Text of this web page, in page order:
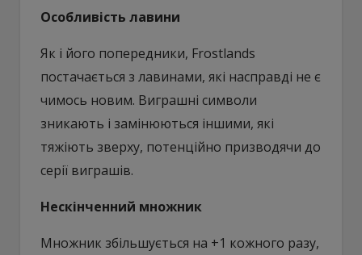
Особливість лавини
Як і його попередники, Frostlands
постачається з лавинами, які насправді не є
чимось новим. Виграшні символи
зникають і замінюються іншими, які
тяжіють зверху, потенційно призводячи до
серії виграшів.
Нескінченний множник
Множник збільшується на +1 кожного разу,